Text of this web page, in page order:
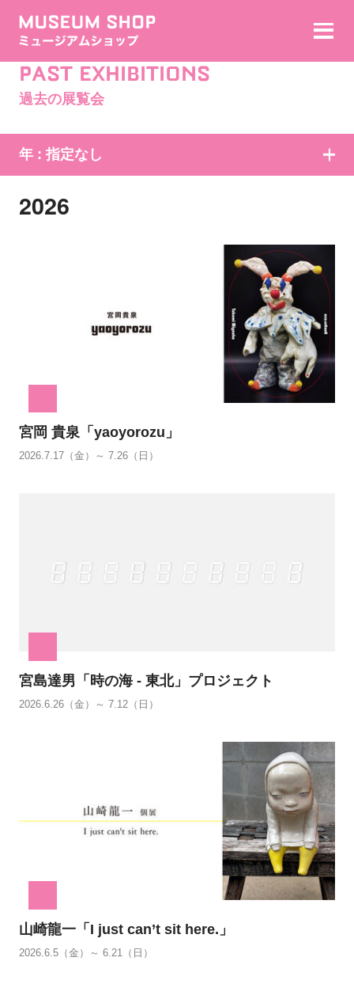
PAST EXHIBITIONS
過去の展覧会
年 : 指定なし
2026
宮岡 貴泉「yaoyorozu」
2026.7.17（金）～ 7.26（日）
宮島達男「時の海 - 東北」プロジェクト
2026.6.26（金）～ 7.12（日）
山崎龍一「I just can’t sit here.」
2026.6.5（金）～ 6.21（日）